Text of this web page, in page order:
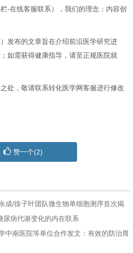
-在线客服联系），我们的理念：内容创
发布的文章旨在介绍前沿医学研究进
如需获得健康指导，请至正规医院就
处，敬请联系转化医学网客服进行修改
赞一个(2)
成/徐子叶团队微生物单细胞测序首次揭
尿病代谢变化的内在联系
中南医院等单位合作发文：有效的防治胃